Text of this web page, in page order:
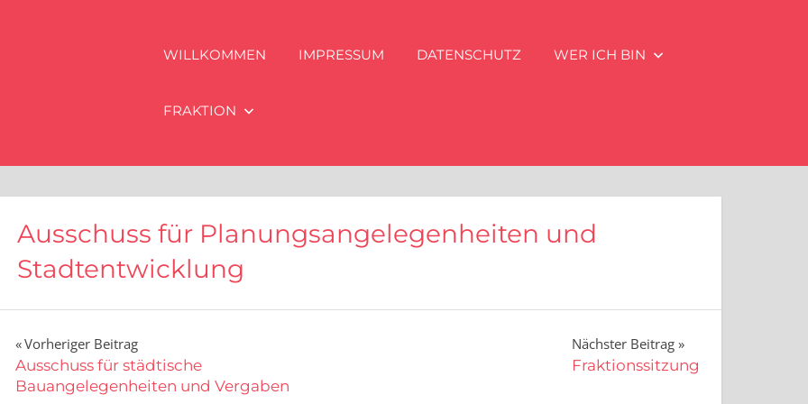
WILLKOMMEN IMPRESSUM DATENSCHUTZ WER ICH BIN
FRAKTION
Ausschuss für Planungsangelegenheiten und
Stadtentwicklung
Beitragsnavigation
Vorheriger Beitrag
Ausschuss für städtische
Bauangelegenheiten und Vergaben
Nächster Beitrag
Fraktionssitzung